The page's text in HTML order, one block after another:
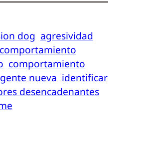
dog agresividad
comportamiento
comportamiento
gente nueva identificar
desencadenantes